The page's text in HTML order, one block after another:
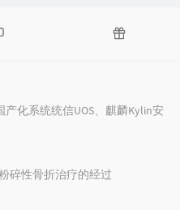
章
产化系统统信UOS、麒麟Kylin安
碎性骨折治疗的经过